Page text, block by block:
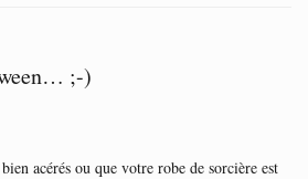
;-)
acérés ou que votre robe de sorcière est